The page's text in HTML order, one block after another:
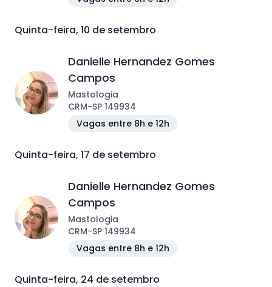
Quinta-feira, 10 de setembro
Danielle Hernandez Gomes
Campos
Mastologia
CRM-SP 149934
Vagas entre 8h e 12h
Quinta-feira, 17 de setembro
Danielle Hernandez Gomes
Campos
Mastologia
CRM-SP 149934
Vagas entre 8h e 12h
Quinta-feira, 24 de setembro